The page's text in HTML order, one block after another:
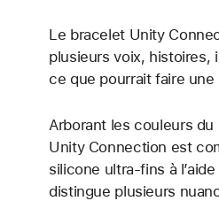
Le bracelet Unity
plusieurs voix, histoires,
ce que pourrait faire
Arborant les couleurs
Unity Connection est
silicone ultra-fins à
distingue plusieurs